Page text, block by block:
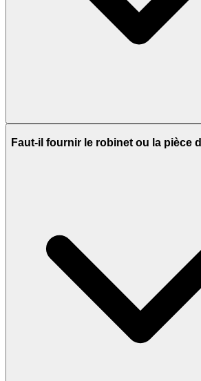
Faut-il fournir le robinet ou la pièce